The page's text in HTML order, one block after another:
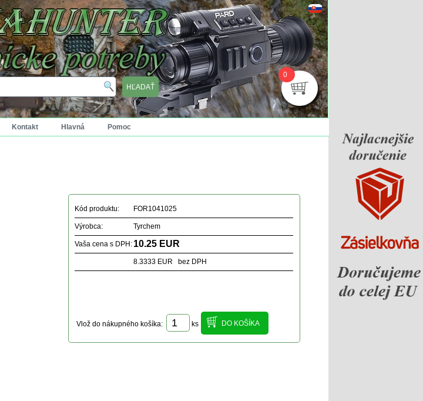
0
Kontakt Hlavná Pomoc
Kód produktu: FOR1041025
Výrobca: Tyrchem
Vaša cena s DPH: 10.25 EUR
8.3333 EUR bez DPH
Vlož do nákupného košíka: ks